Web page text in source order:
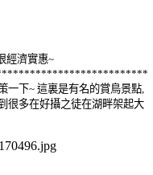
經濟實惠~
一下~ 這裏是有名的賞鳥景點
很多在好攝之徒在湖畔架起大